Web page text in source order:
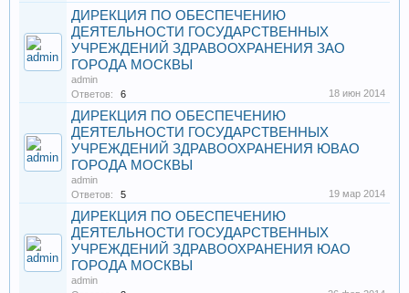
ДИРЕКЦИЯ ПО ОБЕСПЕЧЕНИЮ
ДЕЯТЕЛЬНОСТИ ГОСУДАРСТВЕННЫХ
УЧРЕЖДЕНИЙ ЗДРАВООХРАНЕНИЯ ЗАО
ГОРОДА МОСКВЫ
admin
Ответов:
6 18 июн 2014
ДИРЕКЦИЯ ПО ОБЕСПЕЧЕНИЮ
ДЕЯТЕЛЬНОСТИ ГОСУДАРСТВЕННЫХ
УЧРЕЖДЕНИЙ ЗДРАВООХРАНЕНИЯ ЮВАО
ГОРОДА МОСКВЫ
admin
Ответов:
5 19 мар 2014
ДИРЕКЦИЯ ПО ОБЕСПЕЧЕНИЮ
ДЕЯТЕЛЬНОСТИ ГОСУДАРСТВЕННЫХ
УЧРЕЖДЕНИЙ ЗДРАВООХРАНЕНИЯ ЮАО
ГОРОДА МОСКВЫ
admin